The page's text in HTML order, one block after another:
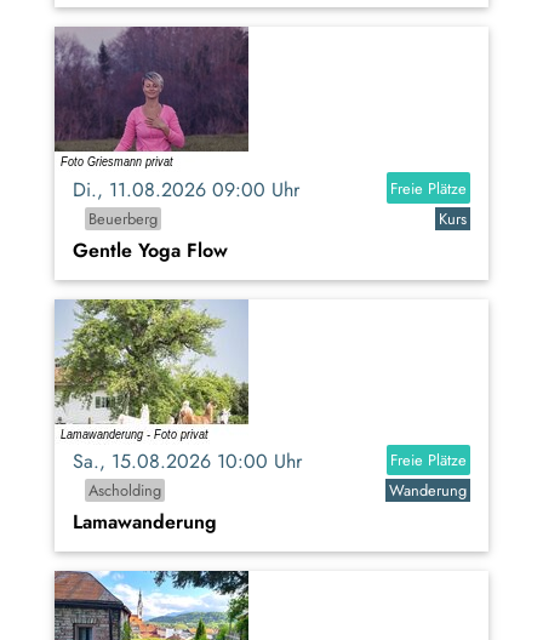
Di., 11.08.2026 09:00 Uhr
Freie Plätze
Beuerberg
Kurs
Gentle Yoga Flow
Sa., 15.08.2026 10:00 Uhr
Freie Plätze
Ascholding
Wanderung
Lamawanderung